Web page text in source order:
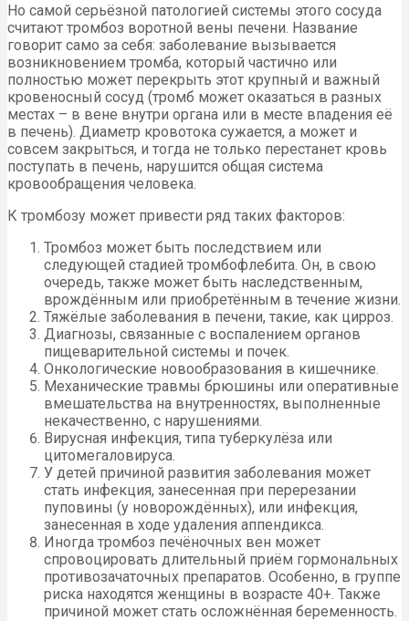
Но самой серьёзной патологией системы этого сосуда
считают тромбоз воротной вены печени. Название
говорит само за себя: заболевание вызывается
возникновением тромба, который частично или
полностью может перекрыть этот крупный и важный
кровеносный сосуд (тромб может оказаться в разных
местах – в вене внутри органа или в месте впадения её
в печень). Диаметр кровотока сужается, а может и
совсем закрыться, и тогда не только перестанет кровь
поступать в печень, нарушится общая система
кровообращения человека.
К тромбозу может привести ряд таких факторов:
Тромбоз может быть последствием или
следующей стадией тромбофлебита. Он, в свою
очередь, также может быть наследственным,
врождённым или приобретённым в течение жизни.
Тяжёлые заболевания в печени, такие, как цирроз.
Диагнозы, связанные с воспалением органов
пищеварительной системы и почек.
Онкологические новообразования в кишечнике.
Механические травмы брюшины или оперативные
вмешательства на внутренностях, выполненные
некачественно, с нарушениями.
Вирусная инфекция, типа туберкулёза или
цитомегаловируса.
У детей причиной развития заболевания может
стать инфекция, занесенная при перерезании
пуповины (у новорождённых), или инфекция,
занесенная в ходе удаления аппендикса.
Иногда тромбоз печёночных вен может
спровоцировать длительный приём гормональных
противозачаточных препаратов. Особенно, в группе
риска находятся женщины в возрасте 40+. Также
причиной может стать осложнённая беременность.